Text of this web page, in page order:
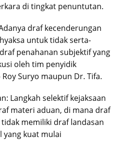
di tingkat penuntutan.
draf kecenderungan
untuk tidak serta-
penahanan subjektif yang
oleh tim penyidik
Suryo maupun Dr. Tifa.
Langkah selektif kejaksaan
materi aduan, di mana draf
memiliki draf landasan
kuat mulai